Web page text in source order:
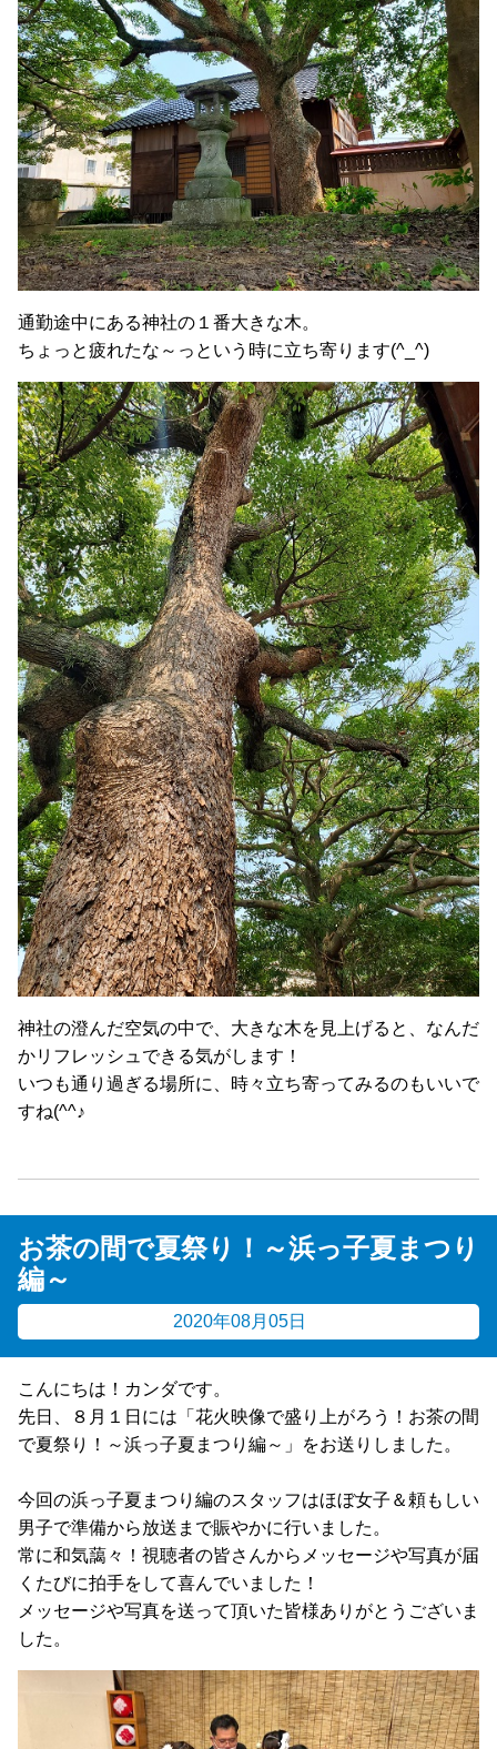
通勤途中にある神社の１番大きな木。
ちょっと疲れたな～っという時に立ち寄ります(^_^)
神社の澄んだ空気の中で、大きな木を見上げると、なんだ
かリフレッシュできる気がします！
いつも通り過ぎる場所に、時々立ち寄ってみるのもいいで
すね(^^♪
お茶の間で夏祭り！～浜っ子夏まつり
編～
2020年08月05日
こんにちは！カンダです。
先日、８月１日には「花火映像で盛り上がろう！お茶の間
で夏祭り！～浜っ子夏まつり編～」をお送りしました。
今回の浜っ子夏まつり編のスタッフはほぼ女子＆頼もしい
男子で準備から放送まで賑やかに行いました。
常に和気藹々！視聴者の皆さんからメッセージや写真が届
くたびに拍手をして喜んでいました！
メッセージや写真を送って頂いた皆様ありがとうございま
した。